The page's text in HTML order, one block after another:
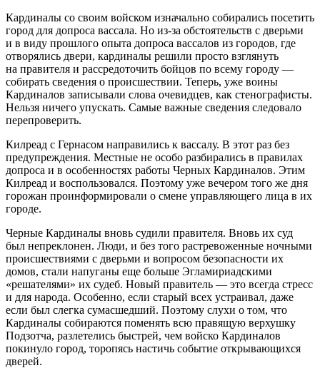
Кардиналы со своим войском изначально собирались посетить
город для допроса вассала. Но из-за обстоятельств с дверьми
и в виду прошлого опыта допроса вассалов из городов, где
отворялись двери, кардиналы решили просто взглянуть
на правителя и рассредоточить бойцов по всему городу —
собирать сведения о происшествии. Теперь, уже воины
Кардиналов записывали слова очевидцев, как стенографисты.
Нельзя ничего упускать. Самые важные сведения следовало
перепроверить.
Килреад с Гернасом направились к вассалу. В этот раз без
предупреждения. Местные не особо разбирались в правилах
допроса и в особенностях работы Черных Кардиналов. Этим
Килреад и воспользовался. Поэтому уже вечером того же дня
горожан проинформировали о смене управляющего лица в их
городе.
Черные Кардиналы вновь судили правителя. Вновь их суд
был непреклонен. Люди, и без того растревоженные ночными
происшествиями с дверьми и вопросом безопасности их
домов, стали напуганы еще больше Эгламириадскими
«решателями» их судеб. Новый правитель — это всегда стресс
и для народа. Особенно, если старый всех устраивал, даже
если был слегка сумасшедший. Поэтому слухи о том, что
Кардиналы собираются поменять всю правящую верхушку
Подзотча, разлетелись быстрей, чем войско Кардиналов
покинуло город, торопясь настичь событие открывающихся
дверей.